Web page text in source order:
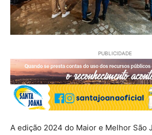
PUBLICIDADE
A edição 2024 do Maior e Melhor São